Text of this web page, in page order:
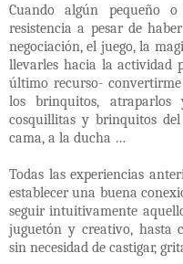
Cuando algún pequeño
resistencia a pesar de
negociación, el juego, la
llevarles hacia la actividad
último recurso-
los brinquitos,
cosquillitas y brinquitos
cama, a la ducha …
Todas las experiencias
establecer una buena
seguir intuitivamente
juguetón y creativo, hasta
sin necesidad de castigar,